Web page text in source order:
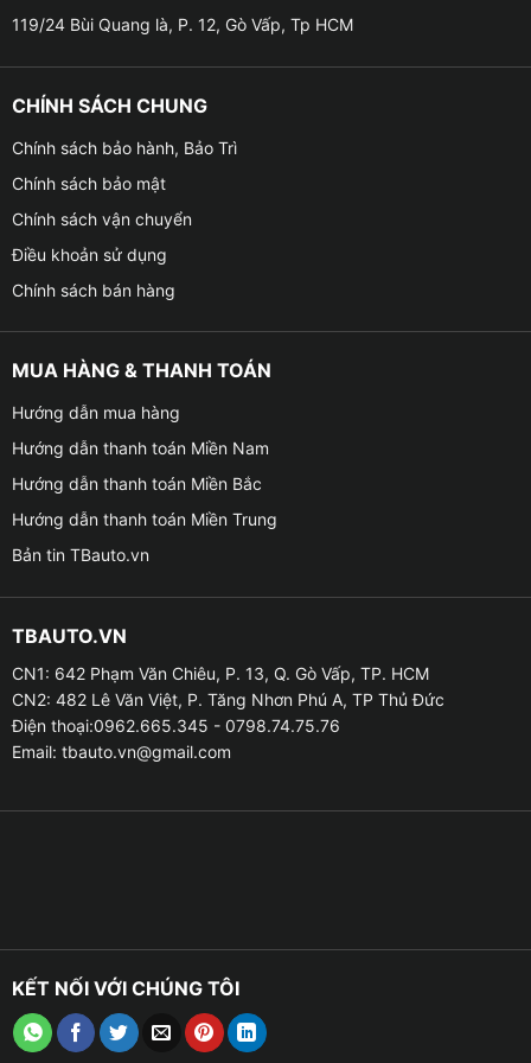
✦ Khi hoạt động, camera 360 độ này sẽ hiển thị 2 chế
hình ảnh 3D toàn cảnh của xe Kia nhìn từ trên xuống
và màn hình còn lại sẽ hiển thị toàn cảnh của xe Kia,
tương ứng với hướng chuyển động.
✦ Khi xe di chuyển thẳng thiết bị camera này sẽ hiển
thị ở chế độ dashcam, khi rẽ phải camera này sẽ
chuyển sang chế độ hình ảnh ở gương chiếu hậu bên
phải, ngược lại khi rẽ trái camera sẽ chuyển sang chế
giảm thiểu tối đa tình trạng xảy ra tai nạn giao thông
và có thể tránh né được những vật cản bất ngờ xuất
hiện như chó, mèo… trong khi đang di chuyển trên
119/24 Bùi Quang là, P. 12, Gò Vấp, Tp HCM
CHÍNH SÁCH CHUNG
Chính sách bảo hành, Bảo Trì
Chính sách bảo mật
Chính sách vận chuyển
Điều khoản sử dụng
Chính sách bán hàng
MUA HÀNG & THANH TOÁN
Hướng dẫn mua hàng
Hướng dẫn thanh toán Miền Nam
Hướng dẫn thanh toán Miền Bắc
Hướng dẫn thanh toán Miền Trung
Bản tin TBauto.vn
TBAUTO.VN
CN1: 642 Phạm Văn Chiêu, P. 13, Q. Gò Vấp, TP. HCM
CN2: 482 Lê Văn Việt, P. Tăng Nhơn Phú A, TP Thủ Đức
Điện thoại:0962.665.345 - 0798.74.75.76
Email: tbauto.vn@gmail.com
KẾT NỐI VỚI CHÚNG TÔI